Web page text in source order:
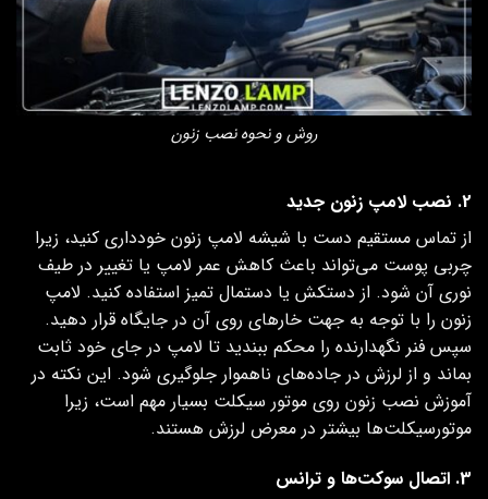
روش و نحوه نصب زنون
2. نصب لامپ زنون جدید
از تماس مستقیم دست با شیشه لامپ زنون خودداری کنید، زیرا
چربی پوست می‌تواند باعث کاهش عمر لامپ یا تغییر در طیف
نوری آن شود. از دستکش یا دستمال تمیز استفاده کنید. لامپ
زنون را با توجه به جهت خارهای روی آن در جایگاه قرار دهید.
سپس فنر نگهدارنده را محکم ببندید تا لامپ در جای خود ثابت
بماند و از لرزش در جاده‌های ناهموار جلوگیری شود. این نکته در
آموزش نصب زنون روی موتور سیکلت بسیار مهم است، زیرا
موتورسیکلت‌ها بیشتر در معرض لرزش هستند.
3. اتصال سوکت‌ها و ترانس